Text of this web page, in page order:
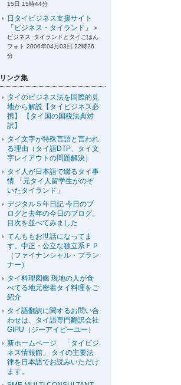
15日 15時44分
日タイビジネス支援サイト
「ビジネス・タイランド」
>
ビジネス･タイランドとタイごはん
フォト 2006年04月03日 22時26
分
リンク集
タイのビジネス法を国際的見
地から解説【タイビジネス必
携】 【タイ国の国税法典対
訳】
タイ文字が特殊言語と言われ
る理由（タイ語DTP、タイ文
字レイアウトの問題解決）
タイ人が日本語で綴るタイ事
情 「元タイ人留学生がのぞ
いたタイランド」
デジタル５年日記 今日のブ
ログと去年の今日のブログ。
目次を並べてみました
てんももお世話になってま
す。中正・公立な独立系ＦＰ
（ファイナンシャル・プラン
ナー）
タイ料理図鑑 現地の人が食
べてる地元密着タイ料理をご
紹介
タイ語翻訳に関するお問い合
わせは、タイ語専門翻訳会社
GIPU（ジーアイピーユー）
新ホームページ 「タイビジ
ネス情報館」 タイの主要法
律を日本語でお読みいただけ
ます。